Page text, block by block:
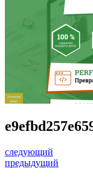
следующий
предыдущий